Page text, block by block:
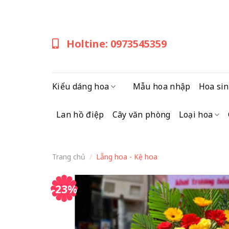
Holtine: 0973545359
Kiểu dáng hoa Mẫu hoa nhập Hoa
Lan hồ điệp Cây văn phòng Loại hoa
Trang chủ / Lẵng hoa - Kệ hoa
-23%